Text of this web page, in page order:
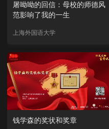
屠呦呦的回信：母校的师德风
范影响了我的一生
上海外国语大学
钱学森的奖状和奖章